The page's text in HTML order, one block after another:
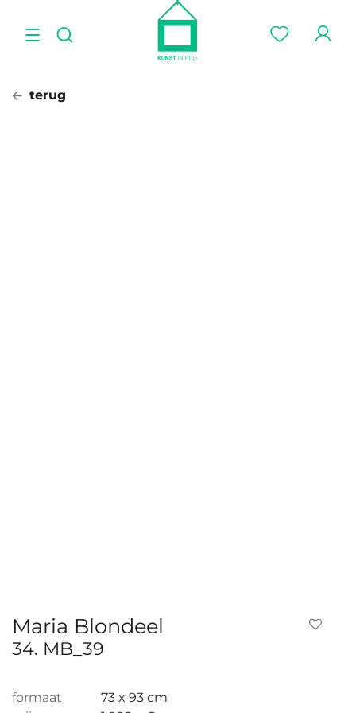
terug
Maria Blondeel
34. MB_39
formaat
73 x 93 cm